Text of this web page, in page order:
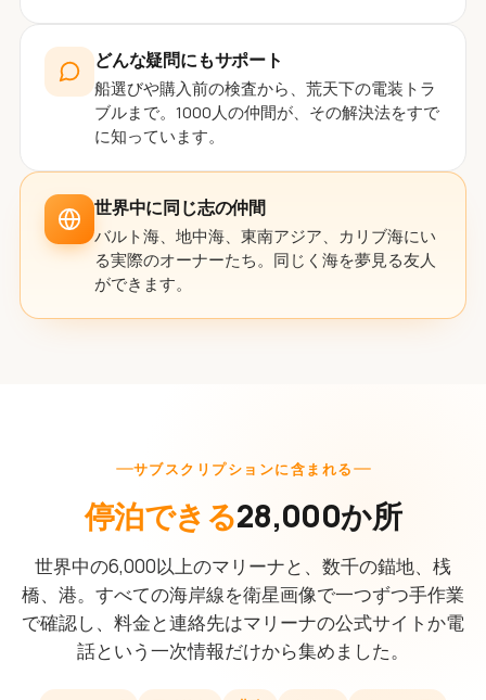
どんな疑問にもサポート
船選びや購入前の検査から、荒天下の電装トラ
ブルまで。1000人の仲間が、その解決法をすで
に知っています。
世界中に同じ志の仲間
バルト海、地中海、東南アジア、カリブ海にい
る実際のオーナーたち。同じく海を夢見る友人
ができます。
サブスクリプションに含まれる
停泊できる28,000か所
世界中の6,000以上のマリーナと、数千の錨地、桟
橋、港。すべての海岸線を衛星画像で一つずつ手作業
で確認し、料金と連絡先はマリーナの公式サイトか電
話という一次情報だけから集めました。